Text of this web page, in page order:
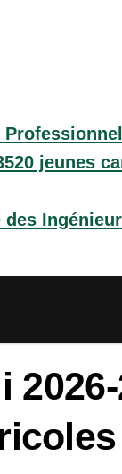
jeunes
des